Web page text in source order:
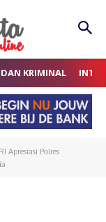
KRIMINAL
Apresiasi Polres